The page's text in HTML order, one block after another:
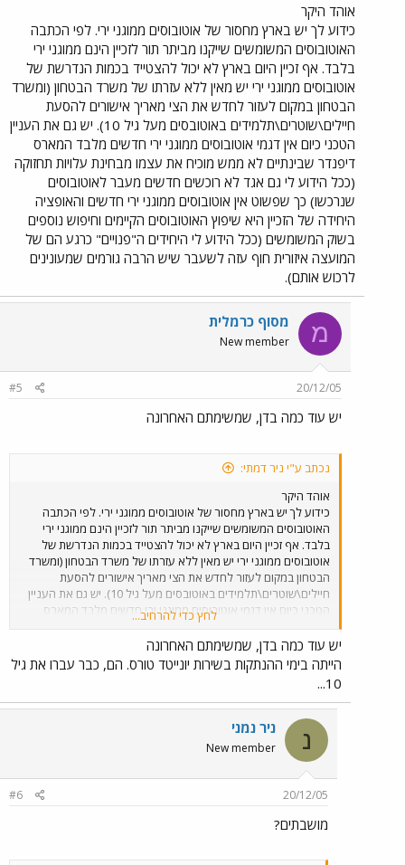
אוהד היקר
כידוע לך יש בארץ מחסור של אוטובוסים ממוגני ירי. לפי הכתבה
האוטובוסים המשומשים שייקנו מביתר תור לזכיין הינם ממוגני ירי
בלבד. אף זכיין היום בארץ לא יכול להצטייד בכמות הנדרשת של
אוטובוסים ממוגני ירי יש מאין ללא עזרתו של משרד הבטחון (ומשרד
הבטחון במקום לעזור לחדש את הצי מאריך אישורים להסעת
חיילים\שוטרים\תלמידים באוטובסים מעל גיל 10). יש גם את העניין
הטכני כיום אין דגמי אוטובוסים ממוגני ירי חדשים מלבד המארס
דיפנדר שבינתיים לא ממש מוכיח את עצמו מבחינת עלויות תחזוקה
(ככל הידוע לי גם אגד לא רוכשים חדשים מעבר לאוטובוסים
שנרכשו) כך שפשוט אין אוטובוסים ממוגני ירי חדשים והאופציה
היחידה של הזכיין היא שיפוץ האוטובוסים הקיימים וחיפוש נוספים
בשוק המשומשים (ככל הידוע לי היחידים ה"פנויים" כרגע הם של
המועצה איזורית חוף עזה לשעבר שיש הרבה גורמים שמעונינים
לרכוש אותם).
מ מסוף כרמלית
New member
20/12/05
#5
יש עוד כמה בדן, שמשימתם האחרונה
נכתב ע"י ניר דמתי:
אוהד היקר
כידוע לך יש בארץ מחסור של אוטובוסים ממוגני ירי. לפי הכתבה
האוטובוסים המשומשים שייקנו מביתר תור לזכיין הינם ממוגני ירי
בלבד. אף זכיין היום בארץ לא יכול להצטייד בכמות הנדרשת של
אוטובוסים ממוגני ירי יש מאין ללא עזרתו של משרד הבטחון (ומשרד
הבטחון במקום לעזור לחדש את הצי מאריך אישורים להסעת
חיילים\שוטרים\תלמידים באוטובסים מעל גיל 10). יש גם את העניין
הטכני כיום אין דגמי אוטובוסים ממוגני ירי חדשים מלבד המארס
דיפנדר שבינתיים לא ממש מוכיח את עצמו מבחינת עלויות תחזוקה
(ככל הידוע לי גם אגד לא רוכשים חדשים מעבר לאוטובוסים
שנרכשו) כך שפשוט אין אוטובוסים ממוגני ירי חדשים והאופציה
היחידה של הזכיין היא שיפוץ האוטובוסים הקיימים וחיפוש נוספים
בשוק המשומשים (ככל הידוע לי היחידים ה"פנויים" כרגע הם של
המועצה איזורית חוף עזה לשעבר שיש הרבה גורמים שמעונינים
לרכוש אותם).
לחץ כדי להרחיב...
יש עוד כמה בדן, שמשימתם האחרונה
הייתה בימי ההנתקות בשירות יונייטד טורס. הם, כבר עברו את גיל
10...
נ ניר נמני
New member
20/12/05
#6
מושבתים?